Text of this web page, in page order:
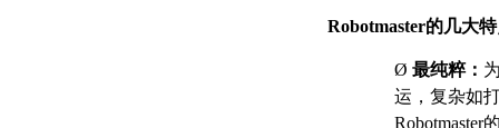
Robotmaster的几大
Ø 最纯粹：
运，复杂如
Robotmaster
zksxsales@163.com